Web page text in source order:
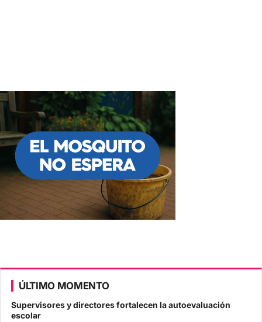
ÚLTIMO MOMENTO
Supervisores y directores fortalecen la autoevaluación
escolar